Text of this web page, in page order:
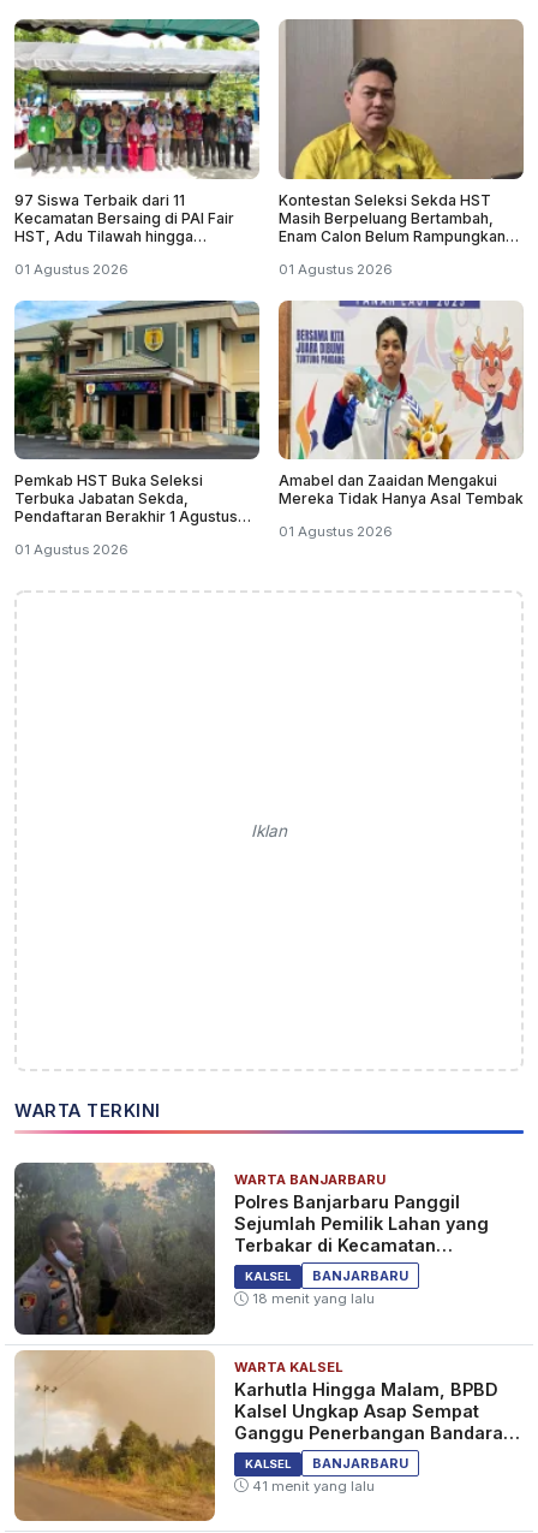
97 Siswa Terbaik dari 11
Kecamatan Bersaing di PAI Fair
HST, Adu Tilawah hingga
01 Agustus 2026
Kontestan Seleksi Sekda HST
Masih Berpeluang Bertambah,
Enam Calon Belum Rampungkan
01 Agustus 2026
Pemkab HST Buka Seleksi
Terbuka Jabatan Sekda,
Pendaftaran Berakhir 1 Agustus
01 Agustus 2026
Amabel dan Zaaidan Mengakui
Mereka Tidak Hanya Asal Tembak
01 Agustus 2026
Iklan
WARTA TERKINI
WARTA BANJARBARU
Polres Banjarbaru Panggil
Sejumlah Pemilik Lahan yang
Terbakar di Kecamatan
Cempaka
KALSEL
BANJARBARU
18 menit yang lalu
WARTA KALSEL
Karhutla Hingga Malam, BPBD
Kalsel Ungkap Asap Sempat
Ganggu Penerbangan Bandara
Syamsudin Noor
KALSEL
BANJARBARU
41 menit yang lalu